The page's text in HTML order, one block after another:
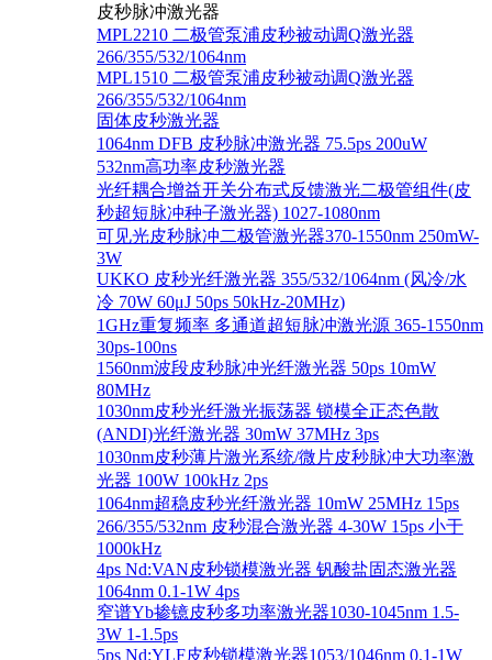
皮秒脉冲激光器
​MPL2210 二极管泵浦皮秒被动调Q激光器
266/355/532/1064nm
MPL1510 二极管泵浦皮秒被动调Q激光器
266/355/532/1064nm
固体皮秒激光器
1064nm DFB 皮秒脉冲激光器 75.5ps 200uW
532nm高功率皮秒激光器
光纤耦合增益开关分布式反馈激光二极管组件(皮
秒超短脉冲种子激光器) 1027-1080nm
可见光皮秒脉冲二极管激光器370-1550nm 250mW-
3W
UKKO 皮秒光纤激光器 355/532/1064nm (风冷/水
冷 70W 60μJ 50ps 50kHz-20MHz)
1GHz重复频率 多通道超短脉冲激光源 365-1550nm
30ps-100ns
1560nm波段皮秒脉冲光纤激光器 50ps 10mW
80MHz
1030nm皮秒光纤激光振荡器 锁模全正态色散
(ANDI)光纤激光器 30mW 37MHz 3ps
1030nm皮秒薄片激光系统/微片皮秒脉冲大功率激
光器 100W 100kHz 2ps
1064nm超稳皮秒光纤激光器 10mW 25MHz 15ps
266/355/532nm 皮秒混合激光器 4-30W 15ps 小于
1000kHz
4ps Nd:VAN皮秒锁模激光器 钒酸盐固态激光器
1064nm 0.1-1W 4ps
窄谱Yb掺镱皮秒多功率激光器1030-1045nm 1.5-
3W 1-1.5ps
5ps Nd:YLF皮秒锁模激光器1053/1046nm 0.1-1W